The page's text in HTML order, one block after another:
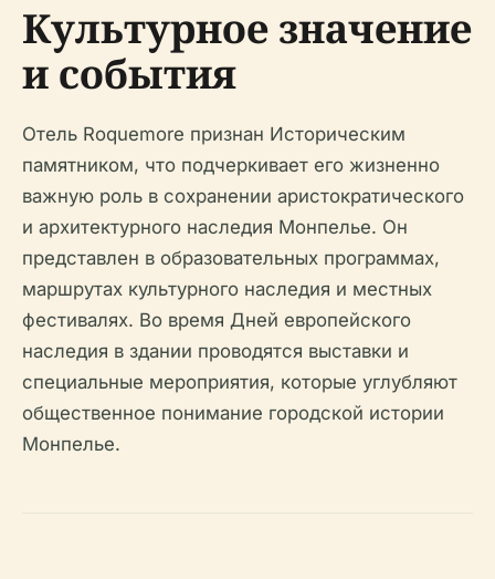
Культурное значение
и события
Отель Roquemore признан Историческим
памятником, что подчеркивает его жизненно
важную роль в сохранении аристократического
и архитектурного наследия Монпелье. Он
представлен в образовательных программах,
маршрутах культурного наследия и местных
фестивалях. Во время Дней европейского
наследия в здании проводятся выставки и
специальные мероприятия, которые углубляют
общественное понимание городской истории
Монпелье.